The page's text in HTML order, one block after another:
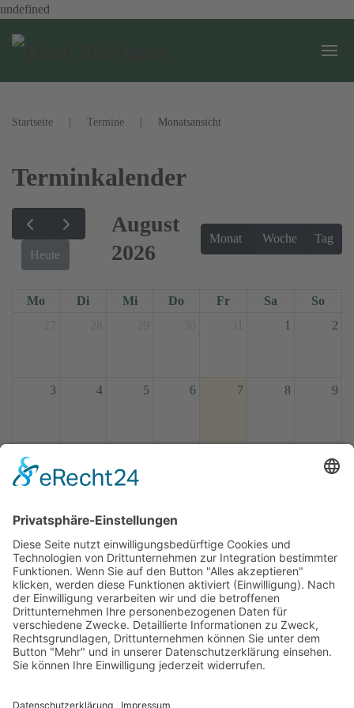
undefined
Startseite Termine Monatsansicht
Terminkalender
Heute
August
2026
Monat Woche Tag
Mo Di Mi Do Fr Sa
So
1 2
3 4 5 6 7 8 9
17 18 19
24 25 26 27 28 29 30
31 1 2 3 4 5